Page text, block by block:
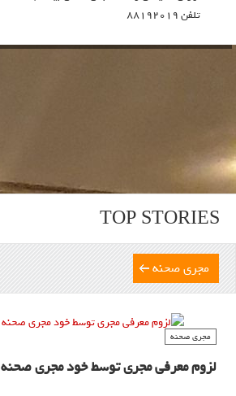
تلفن 88192019
TOP STORIES
مجري صحنه
مجري صحنه
لزوم معرفی مجری توسط خود مجری صحنه